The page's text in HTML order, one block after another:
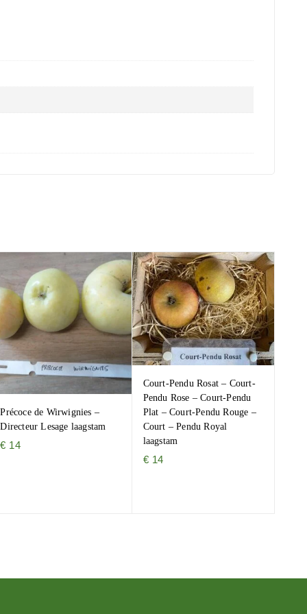
Précoce de Wirwignies –
Directeur Lesage laagstam
€ 14
Court-Pendu Rosat – Court-
Pendu Rose – Court-Pendu
Plat – Court-Pendu Rouge –
Court – Pendu Royal
laagstam
€ 14